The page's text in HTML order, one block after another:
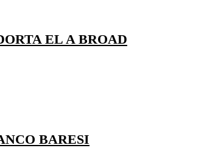
EL A BROAD
BARESI